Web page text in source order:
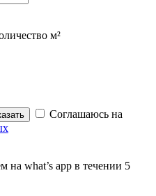
м²
Соглашаюсь на
what’s app в течении 5